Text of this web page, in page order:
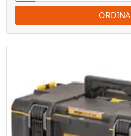
ORDINA